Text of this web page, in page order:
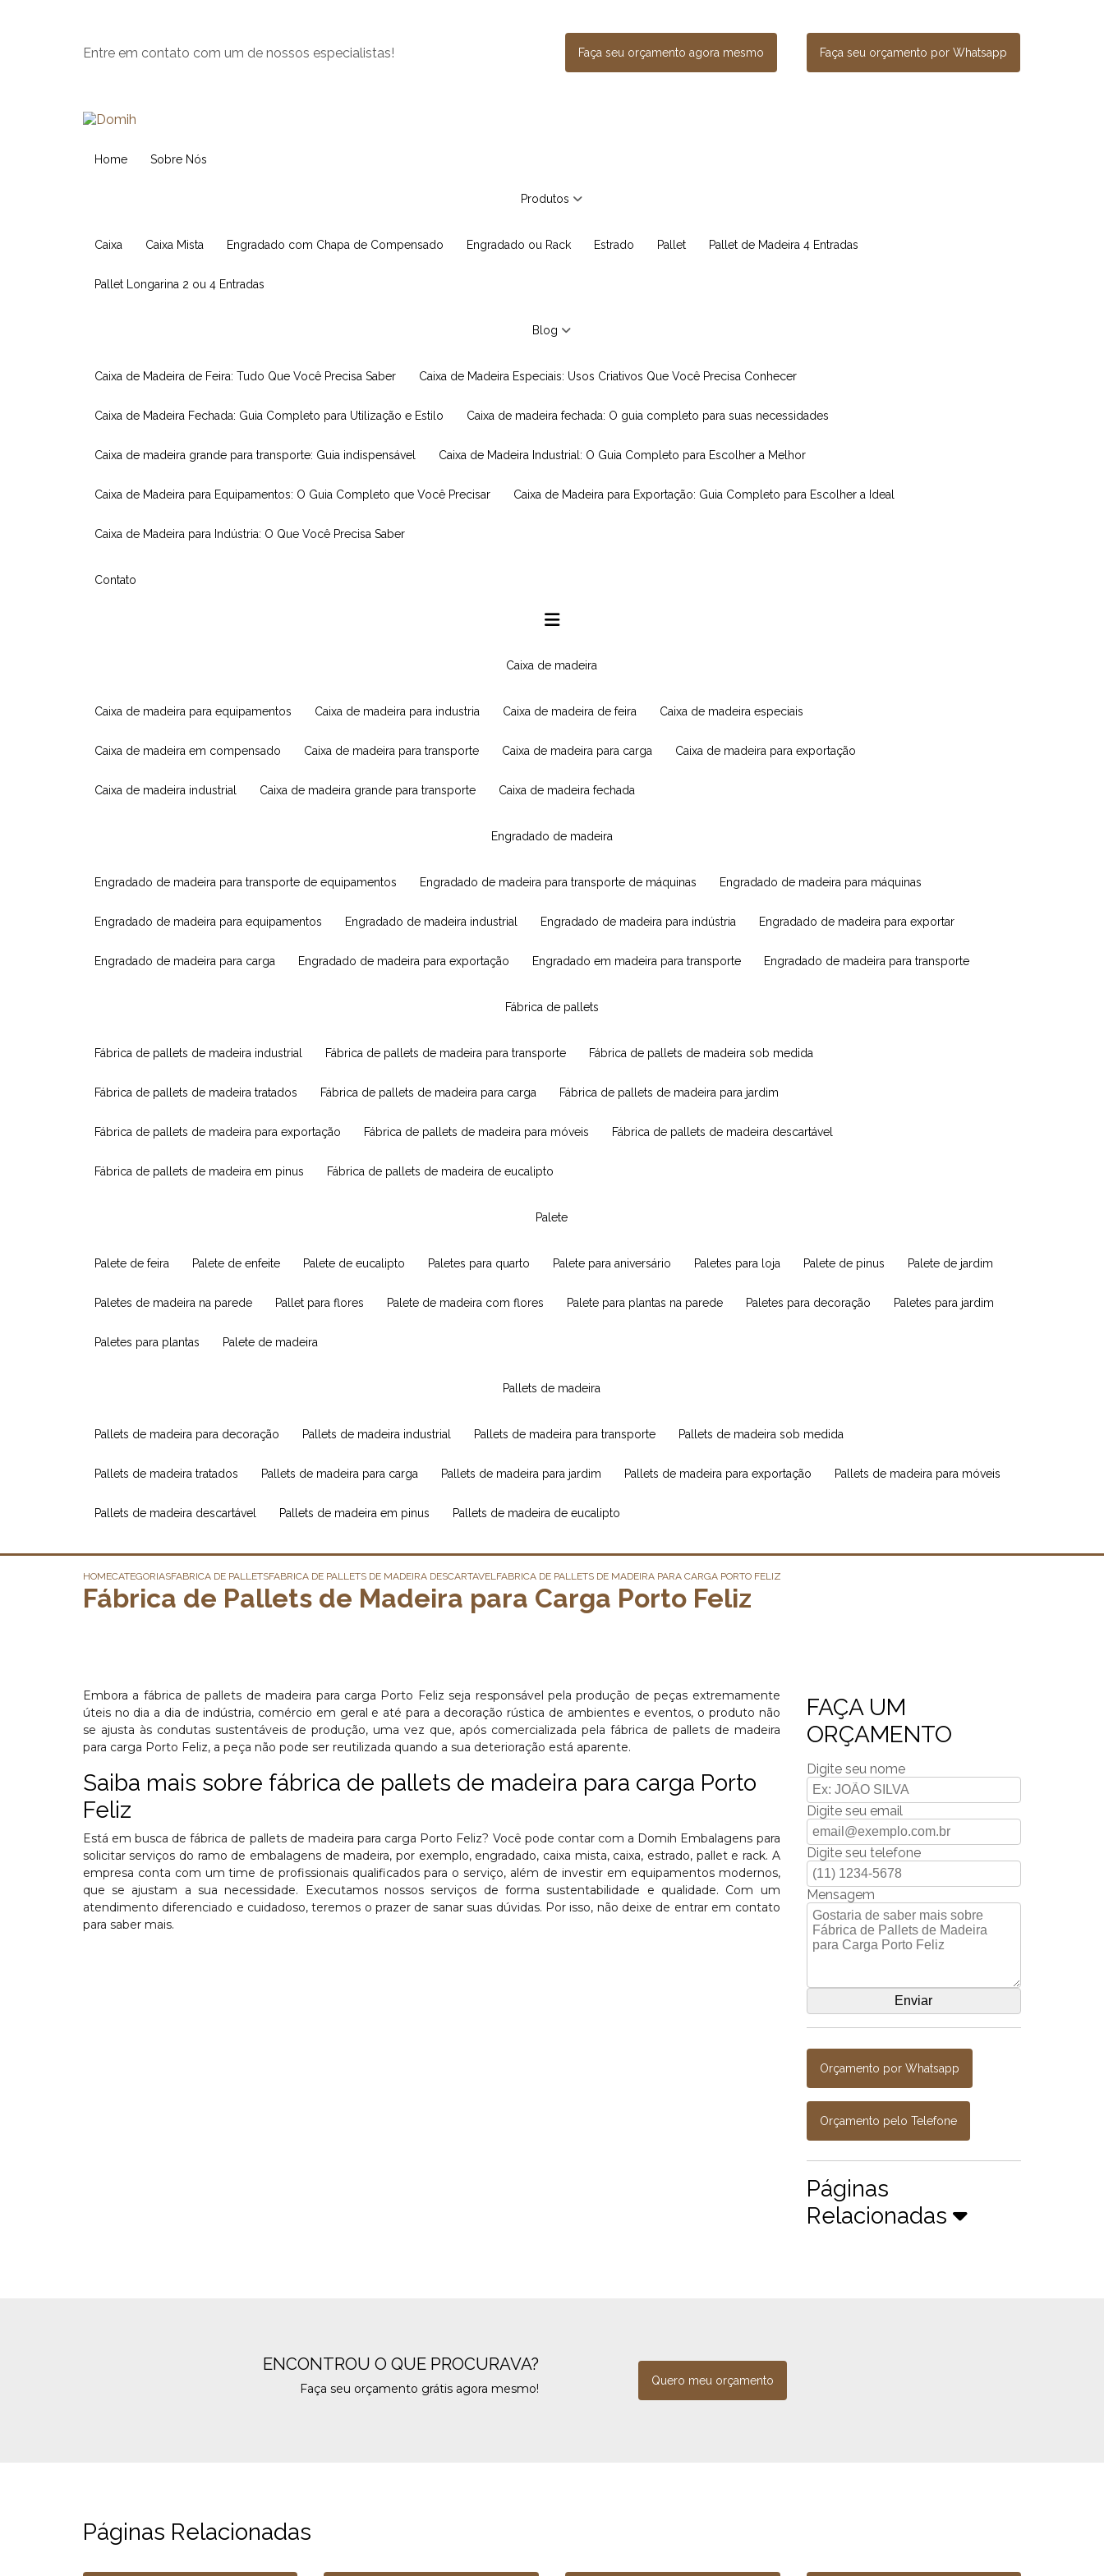
Entre em contato com um de nossos especialistas! Faça seu orçamento agora mesmo Faça seu orçamento por Whatsapp
Home Sobre Nós
Produtos
Caixa Caixa Mista Engradado com Chapa de Compensado Engradado ou Rack Estrado Pallet Pallet de Madeira 4 Entradas
Pallet Longarina 2 ou 4 Entradas
Blog
Caixa de Madeira de Feira: Tudo Que Você Precisa Saber Caixa de Madeira Especiais: Usos Criativos Que Você Precisa Conhecer
Caixa de Madeira Fechada: Guia Completo para Utilização e Estilo Caixa de madeira fechada: O guia completo para suas necessidades
Caixa de madeira grande para transporte: Guia indispensável Caixa de Madeira Industrial: O Guia Completo para Escolher a Melhor
Caixa de Madeira para Equipamentos: O Guia Completo que Você Precisar Caixa de Madeira para Exportação: Guia Completo para Escolher a Ideal
Caixa de Madeira para Indústria: O Que Você Precisa Saber
Contato
caixa de madeira
caixa de madeira para equipamentos caixa de madeira para industria caixa de madeira de feira caixa de madeira especiais
caixa de madeira em compensado caixa de madeira para transporte caixa de madeira para carga caixa de madeira para exportação
caixa de madeira industrial caixa de madeira grande para transporte caixa de madeira fechada
engradado de madeira
engradado de madeira para transporte de equipamentos engradado de madeira para transporte de máquinas engradado de madeira para máquinas
engradado de madeira para equipamentos engradado de madeira industrial engradado de madeira para indústria engradado de madeira para exportar
engradado de madeira para carga engradado de madeira para exportação engradado em madeira para transporte engradado de madeira para transporte
fábrica de pallets
fábrica de pallets de madeira industrial fábrica de pallets de madeira para transporte fábrica de pallets de madeira sob medida
fábrica de pallets de madeira tratados fábrica de pallets de madeira para carga fábrica de pallets de madeira para jardim
fábrica de pallets de madeira para exportação fábrica de pallets de madeira para móveis fábrica de pallets de madeira descartável
fábrica de pallets de madeira em pinus fábrica de pallets de madeira de eucalipto
palete
palete de feira palete de enfeite palete de eucalipto paletes para quarto palete para aniversário paletes para loja palete de pinus palete de jardim
paletes de madeira na parede pallet para flores palete de madeira com flores palete para plantas na parede paletes para decoração paletes para jardim
paletes para plantas palete de madeira
pallets de madeira
pallets de madeira para decoração pallets de madeira industrial pallets de madeira para transporte pallets de madeira sob medida
pallets de madeira tratados pallets de madeira para carga pallets de madeira para jardim pallets de madeira para exportação pallets de madeira para móveis
pallets de madeira descartável pallets de madeira em pinus pallets de madeira de eucalipto
HOMECATEGORIASFABRICA DE PALLETSFABRICA DE PALLETS DE MADEIRA DESCARTAVELFABRICA DE PALLETS DE MADEIRA PARA CARGA PORTO FELIZ
Fábrica de Pallets de Madeira para Carga Porto Feliz
Embora a fábrica de pallets de madeira para carga Porto Feliz seja responsável pela produção de peças extremamente
úteis no dia a dia de indústria, comércio em geral e até para a decoração rústica de ambientes e eventos, o produto não
se ajusta às condutas sustentáveis de produção, uma vez que, após comercializada pela fábrica de pallets de madeira
para carga Porto Feliz, a peça não pode ser reutilizada quando a sua deterioração está aparente.
Saiba mais sobre fábrica de pallets de madeira para carga Porto
Feliz
Está em busca de fábrica de pallets de madeira para carga Porto Feliz? Você pode contar com a Domih Embalagens para
solicitar serviços do ramo de embalagens de madeira, por exemplo, engradado, caixa mista, caixa, estrado, pallet e rack. A
empresa conta com um time de profissionais qualificados para o serviço, além de investir em equipamentos modernos,
que se ajustam a sua necessidade. Executamos nossos serviços de forma sustentabilidade e qualidade. Com um
atendimento diferenciado e cuidadoso, teremos o prazer de sanar suas dúvidas. Por isso, não deixe de entrar em contato
para saber mais.
FAÇA UM
ORÇAMENTO
Digite seu nome
Digite seu email
Digite seu telefone
Mensagem
Orçamento por Whatsapp
Orçamento pelo Telefone
Páginas
Relacionadas
ENCONTROU O QUE PROCURAVA?
Faça seu orçamento grátis agora mesmo!
Quero meu orçamento
Páginas Relacionadas